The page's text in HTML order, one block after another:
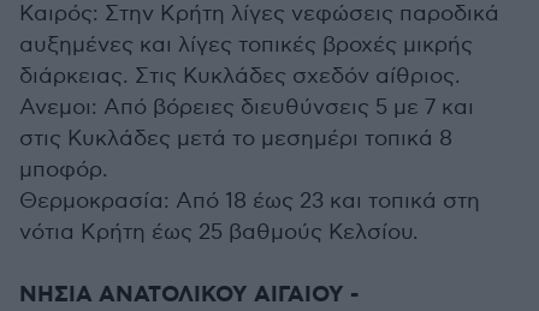
Καιρός: Στην Κρήτη λίγες νεφώσεις παροδικά
αυξημένες και λίγες τοπικές βροχές μικρής
διάρκειας. Στις Κυκλάδες σχεδόν αίθριος.
Ανεμοι: Από βόρειες διευθύνσεις 5 με 7 και
στις Κυκλάδες μετά το μεσημέρι τοπικά 8
μποφόρ.
Θερμοκρασία: Από 18 έως 23 και τοπικά στη
νότια Κρήτη έως 25 βαθμούς Κελσίου.
ΝΗΣΙΑ ΑΝΑΤΟΛΙΚΟΥ ΑΙΓΑΙΟΥ -